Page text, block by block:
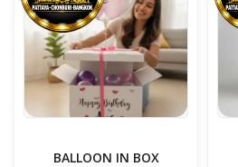
BALLOON IN BOX